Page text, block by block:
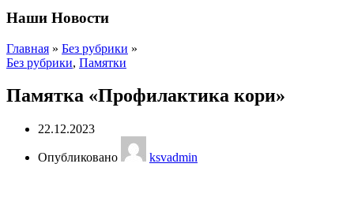
Наши Новости
Главная » Без рубрики »
Без рубрики, Памятки
Памятка «Профилактика кори»
22.12.2023
Опубликовано ksvadmin